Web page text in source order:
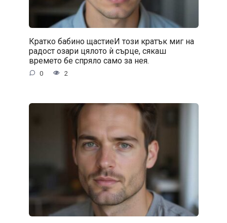
Кратко бабино щастиеИ този кратък миг на
радост озари цялото ѝ сърце, сякаш
времето бе спряло само за нея.
0 2